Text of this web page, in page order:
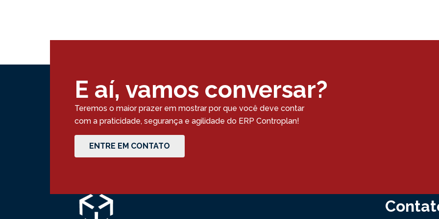
E aí, vamos conversar?
Teremos o maior prazer em mostrar por que você deve contar
com a praticidade, segurança e agilidade do ERP Controplan!
ENTRE EM CONTATO